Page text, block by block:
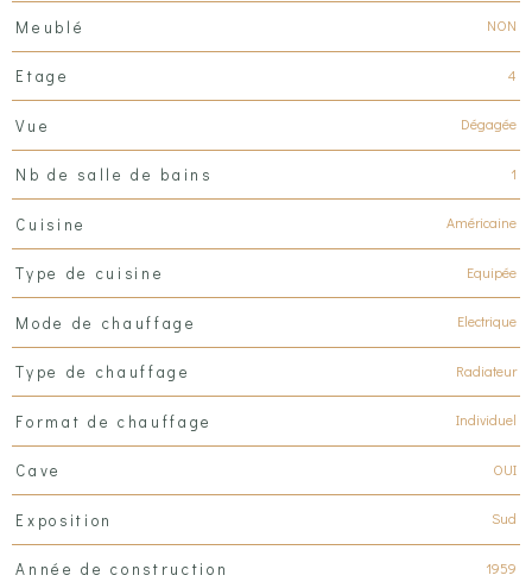
Meublé NON
Etage 4
Vue Dégagée
Nb de salle de bains 1
Cuisine Américaine
Type de cuisine Equipée
Mode de chauffage Electrique
Type de chauffage Radiateur
Format de chauffage Individuel
Cave OUI
Exposition Sud
Année de construction 1959